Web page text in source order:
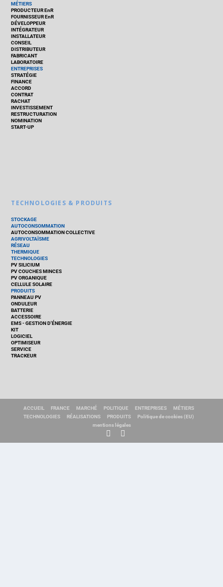
MÉTIERS
PRODUCTEUR EnR
FOURNISSEUR EnR
DÉVELOPPEUR
INTÉGRATEUR
INSTALLATEUR
CONSEIL
DISTRIBUTEUR
FABRICANT
LABORATOIRE
ENTREPRISES
STRATÉGIE
FINANCE
ACCORD
CONTRAT
RACHAT
INVESTISSEMENT
RESTRUCTURATION
NOMINATION
START-UP
TECHNOLOGIES & PRODUITS
STOCKAGE
AUTOCONSOMMATION
AUTOCONSOMMATION COLLECTIVE
AGRIVOLTAÏSME
RÉSEAU
THERMIQUE
TECHNOLOGIES
PV SILICIUM
PV COUCHES MINCES
PV ORGANIQUE
CELLULE SOLAIRE
PRODUITS
PANNEAU PV
ONDULEUR
BATTERIE
ACCESSOIRE
EMS - GESTION D'ÉNERGIE
KIT
LOGICIEL
OPTIMISEUR
SERVICE
TRACKEUR
ACCUEIL FRANCE MARCHÉ POLITIQUE ENTREPRISES
MÉTIERS
TECHNOLOGIES
RÉALISATIONS PRODUITS
Politique de cookies (EU)
mentions légales